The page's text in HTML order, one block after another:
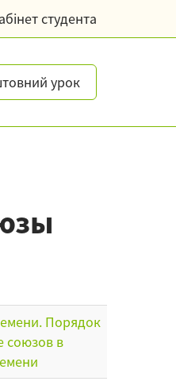
студента
урок
Порядок
союзов в